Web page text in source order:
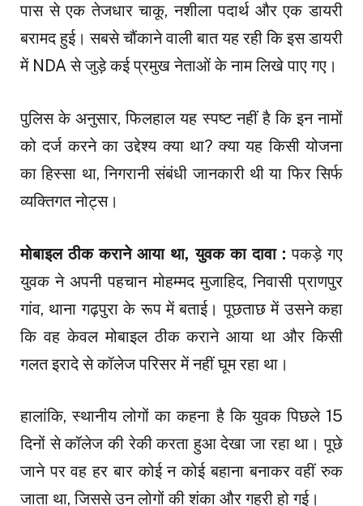
पास से एक तेजधार चाकू, नशीला पदार्थ और एक डायरी
बरामद हुई। सबसे चौंकाने वाली बात यह रही कि इस डायरी
में NDA से जुड़े कई प्रमुख नेताओं के नाम लिखे पाए गए।
पुलिस के अनुसार, फिलहाल यह स्पष्ट नहीं है कि इन नामों
को दर्ज करने का उद्देश्य क्या था? क्या यह किसी योजना
का हिस्सा था, निगरानी संबंधी जानकारी थी या फिर सिर्फ
व्यक्तिगत नोट्स।
मोबाइल ठीक कराने आया था, युवक का दावा :पकड़े गए
युवक ने अपनी पहचान मोहम्मद मुजाहिद, निवासी प्राणपुर
गांव, थाना गढ़पुरा के रूप में बताई। पूछताछ में उसने कहा
कि वह केवल मोबाइल ठीक कराने आया था और किसी
गलत इरादे से कॉलेज परिसर में नहीं घूम रहा था।
हालांकि, स्थानीय लोगों का कहना है कि युवक पिछले 15
दिनों से कॉलेज की रेकी करता हुआ देखा जा रहा था। पूछे
जाने पर वह हर बार कोई न कोई बहाना बनाकर वहीं रुक
जाता था, जिससे उन लोगों की शंका और गहरी हो गई।